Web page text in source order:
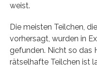
weist.
Die meisten Teilchen,
vorhersagt, wurden in
gefunden. Nicht so das
rätselhafte Teilchen ist